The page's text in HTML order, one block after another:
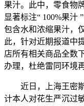
果汁。此中，零食物
显著标注“ 100%果汁
包含水和浓缩果汁，
此，针对近期报道中
店所有相关商品全数
办理，杜绝雷同环境
近日，上海王密斯
计本人对花生严沉过